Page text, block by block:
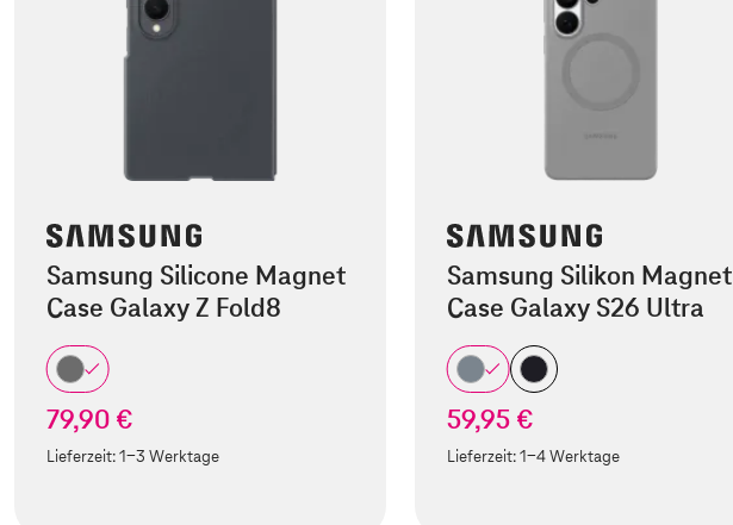
Samsung Silicone Magnet
Case Galaxy Z Fold8
79,90 €
Lieferzeit:1-3 Werktage
Samsung Silikon Magnet
Case Galaxy S26 Ultra
59,95 €
Lieferzeit:1-4 Werktage